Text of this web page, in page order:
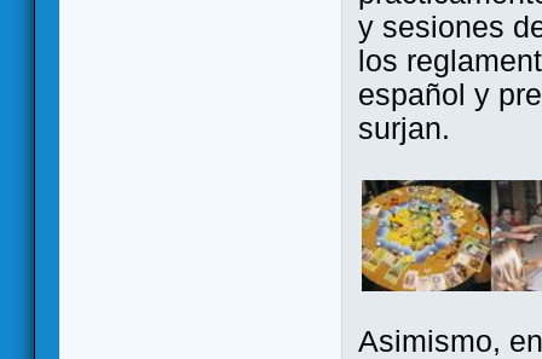
y sesiones
los
español y
surjan.
Asimismo,